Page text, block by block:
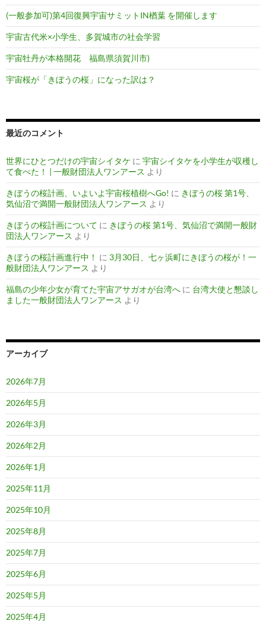
(一般参加可)第4回復興宇宙サミットIN楢葉 を開催します
宇宙古代米×小学生、多賀城市の社会学習
宇宙牡丹が本格開花 福島県須賀川市)
宇宙桜が「きぼうの桜」になった訳は？
最近のコメント
世界にひとつだけの宇宙シイタケ に 宇宙シイタケを小学生が収穫し
て食べた！ | 一般財団法人ワンアース より
きぼうの桜計画、いよいよ宇宙桜植樹へGo! に きぼうの桜 第1号、
気仙沼で満開一般財団法人ワンアース より
きぼうの桜計画について に きぼうの桜 第1号、気仙沼で満開一般財
団法人ワンアース より
きぼうの桜計画進行中！ に 3月30日、七ヶ浜町にきぼうの桜が！一
般財団法人ワンアース より
福島の少年少女が育てた宇宙アサガオが台湾へ に 台湾大使と懇談し
ました一般財団法人ワンアース より
アーカイブ
2026年7月
2026年5月
2026年3月
2026年2月
2026年1月
2025年11月
2025年10月
2025年8月
2025年7月
2025年6月
2025年5月
2025年4月